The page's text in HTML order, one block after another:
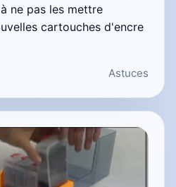
ne pas les mettre
cartouches d'encre
Astuces